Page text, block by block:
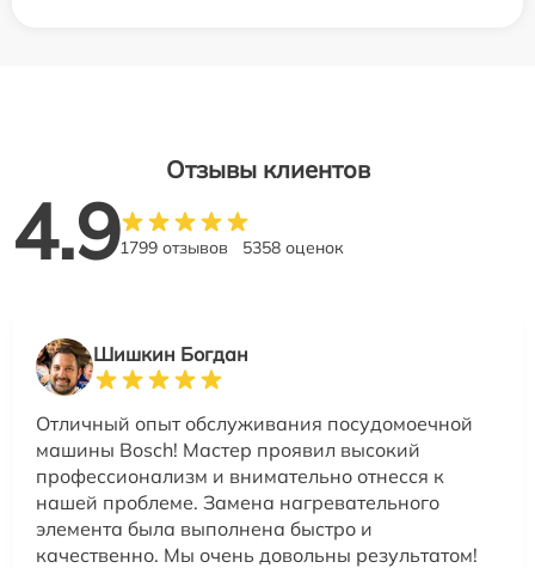
Отзывы клиентов
4.91799 отзывов 5358 оценок
Шишкин Богдан
Отличный опыт обслуживания посудомоечной
машины Bosch! Мастер проявил высокий
профессионализм и внимательно отнесся к
нашей проблеме. Замена нагревательного
элемента была выполнена быстро и
качественно. Мы очень довольны результатом!